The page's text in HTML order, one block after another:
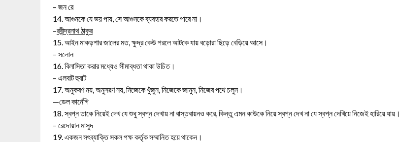
– জন রে
14. আগুনকে যে ভয় পায়, সে আগুনকে ব্যবহার করতে পারে না।
–রবীন্দ্রনাথ ঠাকুর
15. আইন মাকড়শার জালের মত, ক্ষুদ্র কেউ পরলে আটকে যায় বড়োরা ছিড়ে বেড়িয়ে আসে।
– সলোন
16. বিলাসিতা করার মধ্যেও সীমাব্ধতা থাকা উচিত।
– এলবাট হুবাট
17. অনুকরণ নয়, অনুসরণ নয়, নিজেকে খুঁজুন, নিজেকে জানুন, নিজের পথে চলুন।
—ডেল কার্নেগি
18. স্বপ্ন তাকে নিয়েই দেখ যে শুধু স্বপ্ন দেখায় না বাস্তবায়নও করে, কিন্তু এমন কাউকে নিয়ে স্বপ্ন দেখ না যে স্বপ্ন দেখিয়ে নিজেই হারিয়ে যায়।
– রেদোয়ান মাসুদ
19. একজন সৎব্যাক্তি সকল পক্ষ কর্তৃক সম্মানিত হয়ে থাকেন।